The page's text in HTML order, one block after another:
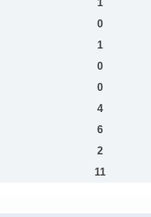
1
0
1
0
0
4
6
2
11